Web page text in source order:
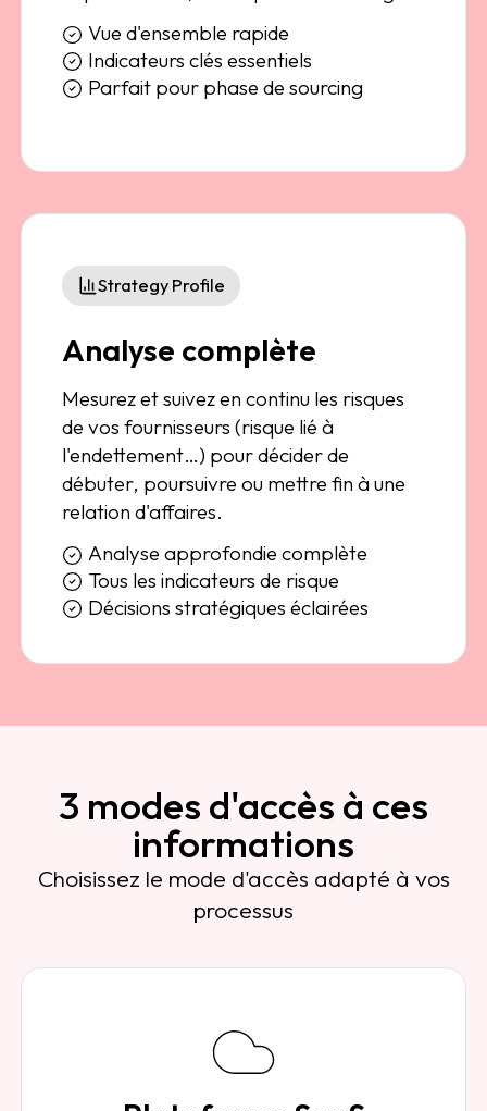
Vue d'ensemble rapide
Indicateurs clés essentiels
Parfait pour phase de sourcing
Strategy Profile
Analyse complète
Mesurez et suivez en continu les risques
de vos fournisseurs (risque lié à
l'endettement…) pour décider de
débuter, poursuivre ou mettre fin à une
relation d'affaires.
Analyse approfondie complète
Tous les indicateurs de risque
Décisions stratégiques éclairées
3 modes d'accès à ces
informations
Choisissez le mode d'accès adapté à vos
processus